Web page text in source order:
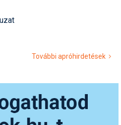
További apróhirdetések